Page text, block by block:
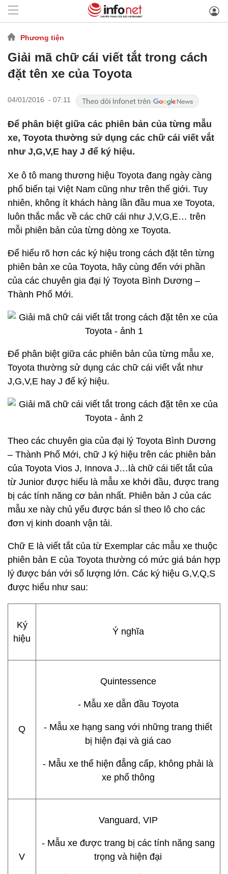
Phương tiện
Giải mã chữ cái viết tắt trong cách
đặt tên xe của Toyota
04/01/2016 - 07:11
Để phân biệt giữa các phiên bản của từng mẫu
xe, Toyota thường sử dụng các chữ cái viết vắt
như J,G,V,E hay J để ký hiệu.
Xe ô tô mang thương hiệu Toyota đang ngày càng
phổ biến tại Việt Nam cũng như trên thế giới. Tuy
nhiên, không ít khách hàng lần đầu mua xe Toyota,
luôn thắc mắc về các chữ cái như J,V,G,E… trên
mỗi phiên bản của từng dòng xe Toyota.
Để hiểu rõ hơn các ký hiệu trong cách đặt tên từng
phiên bản xe của Toyota, hãy cùng đến với phần
của các chuyên gia đại lý Toyota Bình Dương –
Thành Phố Mới.
Để phân biệt giữa các phiên bản của từng mẫu xe,
Toyota thường sử dụng các chữ cái viết vắt như
J,G,V,E hay J để ký hiệu.
Theo các chuyên gia của đại lý Toyota Bình Dương
– Thành Phố Mới, chữ J ký hiệu trên các phiên bản
của Toyota Vios J, Innova J…là chữ cái tiết tắt của
từ Junior được hiểu là mẫu xe khởi đầu, được trang
bị các tính năng cơ bản nhất. Phiên bản J của các
mẫu xe này chủ yếu được bán sỉ theo lô cho các
đơn vị kinh doanh vận tải.
Chữ E là viết tắt của từ Exemplar các mẫu xe thuộc
phiên bản E của Toyota thường có mức giá bán hợp
lý được bán với số lượng lớn. Các ký hiệu G,V,Q,S
được hiểu như sau:
Ký
hiệu
Ý nghĩa
Q
Quintessence
- Mẫu xe dẫn đầu Toyota
- Mẫu xe hạng sang với những trang thiết
bị hiện đại và giá cao
- Mẫu xe thể hiện đẳng cấp, không phải là
xe phổ thông
V
Vanguard, VIP
- Mẫu xe được trang bị các tính năng sang
trọng và hiện đại